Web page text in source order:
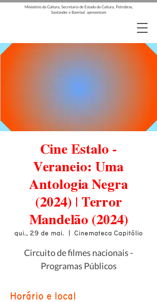
Ministério da Cultura, Secretaria de Estado da Cultura, Petrobras,
Santander e Banrisul apresentam
Cine Estalo -
Veraneio: Uma
Antologia Negra
(2024) | Terror
Mandelão (2024)
qui., 29 de mai. Cinemateca Capitólio
Circuito de filmes nacionais -
Programas Públicos
Horário e local